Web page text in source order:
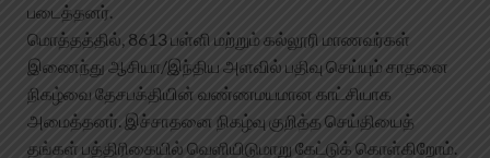
படைத்தனர்.
மொத்தத்தில், 8613 பள்ளி மற்றும் கல்லூரி மாணவர்கள்
இணைந்து ஆசியா/இந்திய அளவில் பதிவு செய்யும் சாதனை
நிகழ்வை தேசபக்தியின் வண்ணமயமான காட்சியாக
அமைத்தனர். இச்சாதனை நிகழ்வு குறித்த செய்தியைத்
தங்கள் பத்திரிகையில் வெளியிடுமாறு கேட்டுக் கொள்கிறோம்.